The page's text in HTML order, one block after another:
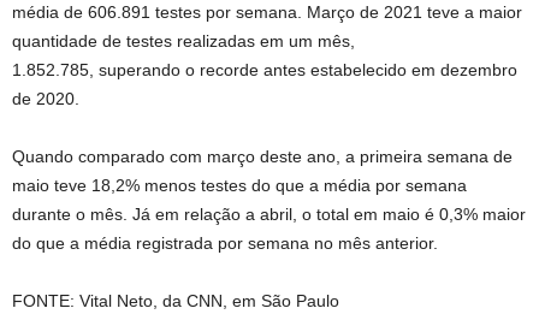
média de 606.891 testes por semana. Março de 2021 teve a maior
quantidade de testes realizadas em um mês,
1.852.785, superando o recorde antes estabelecido em dezembro
de 2020.
Quando comparado com março deste ano, a primeira semana de
maio teve 18,2% menos testes do que a média por semana
durante o mês. Já em relação a abril, o total em maio é 0,3% maior
do que a média registrada por semana no mês anterior.
FONTE: Vital Neto, da CNN, em São Paulo